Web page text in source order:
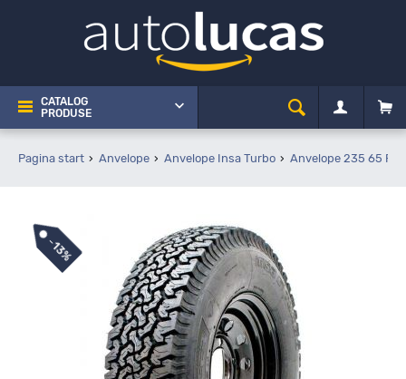
CATALOG
PRODUSE
Pagina start Anvelope Anvelope Insa Turbo Anvelope 235 65 R17
-13%